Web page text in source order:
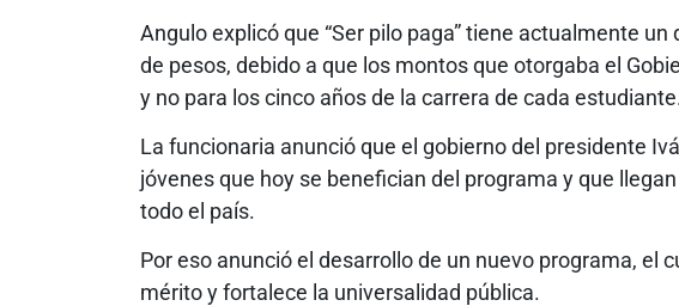
Angulo explicó que “Ser pilo paga” tiene actualmente
de pesos, debido a que los montos que otorgaba el
y no para los cinco años de la carrera de cada
La funcionaria anunció que el gobierno del presidente
jóvenes que hoy se benefician del programa y que
todo el país.
Por eso anunció el desarrollo de un nuevo programa, el
mérito y fortalece la universalidad pública.